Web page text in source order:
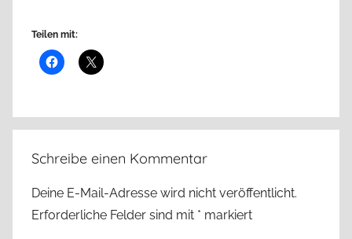
Teilen mit:
Schreibe einen Kommentar
Deine E-Mail-Adresse wird nicht veröffentlicht.
Erforderliche Felder sind mit * markiert